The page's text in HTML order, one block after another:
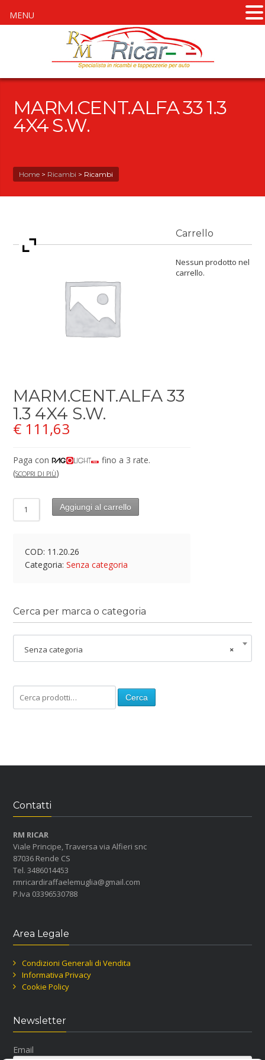
MARM.CENT.ALFA 33 1.3
4X4 S.W.
Home > Ricambi > Ricambi
MARM.CENT.ALFA 33
1.3 4X4 S.W.
€ 111,63
Paga con
fino a 3 rate.
(SCOPRI DI PIÙ)
Aggiungi al carrello
COD: 11.20.26
Categoria:Senza categoria
Carrello
Nessun prodotto nel
carrello.
Cerca per marca o categoria
×
Senza categoria
Cerca
Contatti
RM RICAR
Viale Principe, Traversa via Alfieri snc
87036 Rende CS
Tel. 3486014453
rmricardiraffaelemuglia@gmail.com
P.Iva 03396530788
Area Legale
Condizioni Generali di Vendita
Informativa Privacy
Cookie Policy
Newsletter
Email
MENU